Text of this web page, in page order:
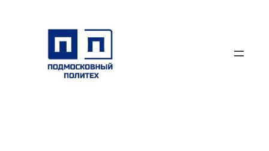
содержимому